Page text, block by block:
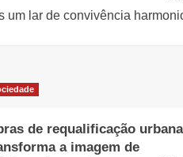
um lar de convivência
de requalificação urbana
a imagem de